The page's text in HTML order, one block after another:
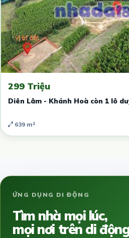
299 Triệu
Diên Lâm - Khánh Hoà còn 1 lô
639 m²
ỨNG DỤNG DI ĐỘNG
Tìm nhà mọi lúc,
mọi nơi trên di